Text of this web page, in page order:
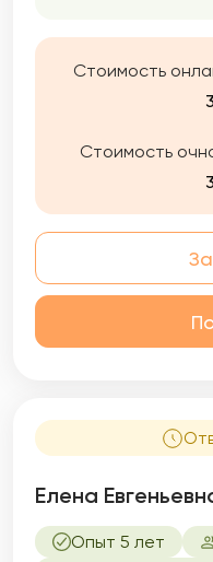
Стоимость
Стоимость
Елена
Опыт 5 лет